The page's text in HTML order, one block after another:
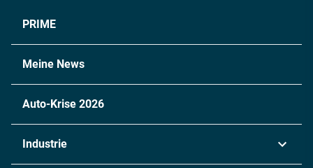
PRIME
Meine News
Auto-Krise 2026
Industrie